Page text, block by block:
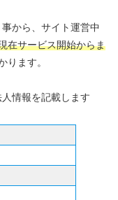
から、サイト運営中
在サービス開始からま
ります。
情報を記載します